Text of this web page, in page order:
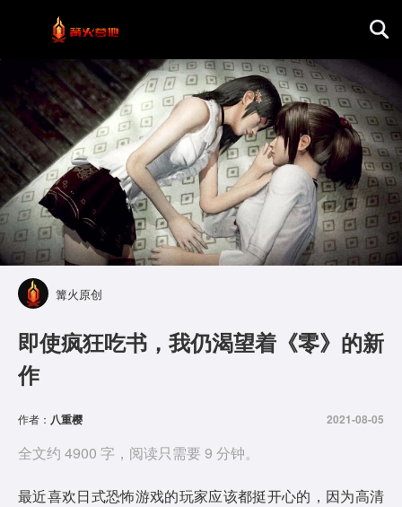
首页
游戏评测
地图攻略
篝火原创
即使疯狂吃书，我仍渴望着《零》的新
作
作者： 八重樱 2021-08-05
全文约 4900 字，阅读只需要 9 分钟。
最近喜欢日式恐怖游戏的玩家应该都挺开心的，因为高清